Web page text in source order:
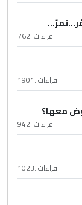
قراءات :762
قراءات :1901
معها؟
قراءات :942
قراءات :1023